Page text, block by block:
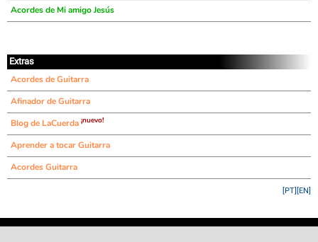
Acordes de Mi amigo Jesús
Extras
Acordes de Guitarra
Afinador de Guitarra
Blog de LaCuerda ¡nuevo!
Aprender a tocar Guitarra
Acordes Guitarra
[EN]
[PT]